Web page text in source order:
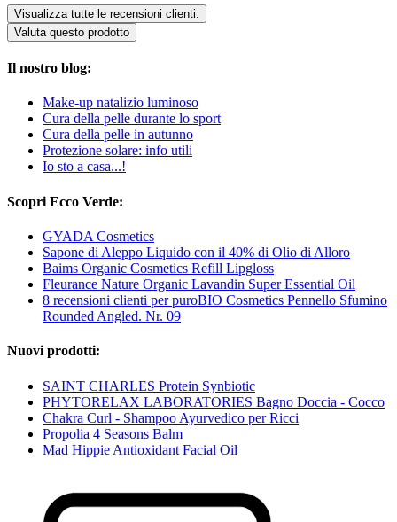
Visualizza tutte le recensioni clienti.
Valuta questo prodotto
Il nostro blog:
Make-up natalizio luminoso
Cura della pelle durante lo sport
Cura della pelle in autunno
Protezione solare: info utili
Io sto a casa...!
Scopri Ecco Verde:
GYADA Cosmetics
Sapone di Aleppo Liquido con il 40% di Olio di Alloro
Baims Organic Cosmetics Refill Lipgloss
Fleurance Nature Organic Lavandin Super Essential Oil
8 recensioni clienti per puroBIO Cosmetics Pennello Sfumino
Rounded Angled. Nr. 09
Nuovi prodotti:
SAINT CHARLES Protein Synbiotic
PHYTORELAX LABORATORIES Bagno Doccia - Cocco
Chakra Curl - Shampoo Ayurvedico per Ricci
Propolia 4 Seasons Balm
Mad Hippie Antioxidant Facial Oil